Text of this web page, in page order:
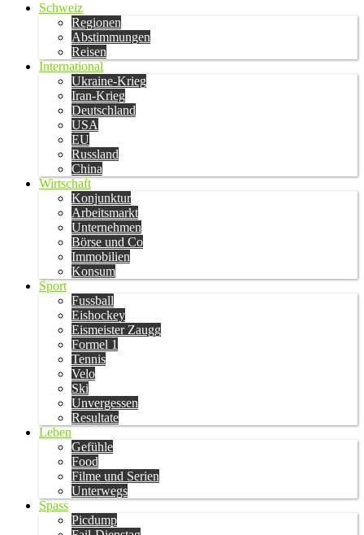
Schweiz
Regionen
Abstimmungen
Reisen
International
Ukraine-Krieg
Iran-Krieg
Deutschland
USA
EU
Russland
China
Wirtschaft
Konjunktur
Arbeitsmarkt
Unternehmen
Börse und Co
Immobilien
Konsum
Sport
Fussball
Eishockey
Eismeister Zaugg
Formel 1
Tennis
Velo
Ski
Unvergessen
Resultate
Leben
Gefühle
Food
Filme und Serien
Unterwegs
Spass
Picdump